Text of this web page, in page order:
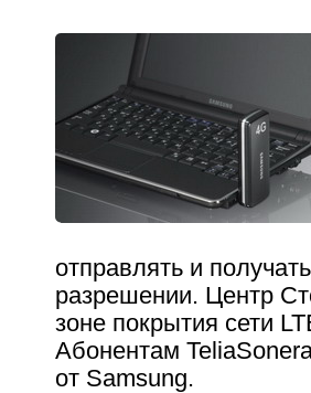
отправлять и
разрешении. Центр
зоне покрытия сети
Абонентам
от Samsung.